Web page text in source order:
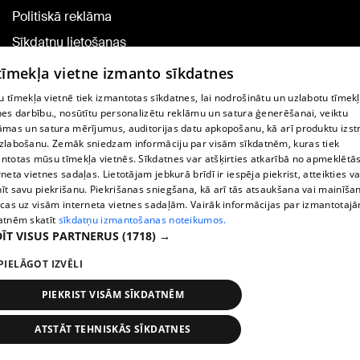
Politiskā reklāma
Sīkdatņu lietošanas
noteikumi
Komentāru pievienošana
TV programma
Līguma noteikumi
360 Ziņu kontakti
Helio Media
Portāla palīdzības dienests: e-pasts -
All rights reserved.
Ziņas Meklēt 1188 play
vietne izmanto sīkdatnes
tīmekļa vietnē tiek izmantotas sīkdatnes, lai nodrošinātu un uzlabotu
darbību., nosūtītu personalizētu reklāmu un satura ģenerēšanai, veiktu
un satura mērījumus, auditorijas datu apkopošanu, kā arī produktu
Zemāk sniedzam informāciju par visām sīkdatnēm, kuras tiek
mūsu tīmekļa vietnēs. Sīkdatnes var atšķirties atkarībā no
vietnes sadaļas. Lietotājam jebkurā brīdī ir iespēja piekrist, atteikties
savu piekrišanu. Piekrišanas sniegšana, kā arī tās atsaukšana vai
uz visām interneta vietnes sadaļām. Vairāk informācijas par
skatīt sīkdatņu izmantošanas noteikumos.
VISUS PARTNERUS (1718) →
IZVĒLI
PIEKRIST VISĀM SĪKDATNĒM
ATSTĀT TEHNISKĀS SĪKDATNES